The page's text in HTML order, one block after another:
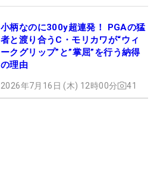
小柄なのに300y超連発！ PGAの猛
者と渡り合うC・モリカワが“ウィ
ークグリップ”と”掌屈”を行う納得
の理由
2026年7月16日 (木) 12時00分 41